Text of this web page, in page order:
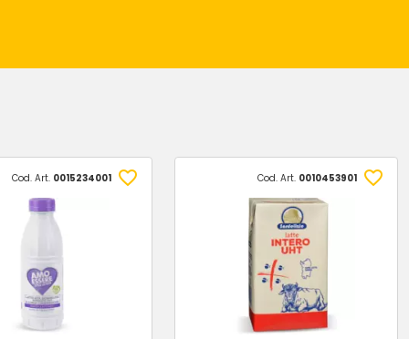
Cod. Art. 0015234001 Cod. Art. 0010453901